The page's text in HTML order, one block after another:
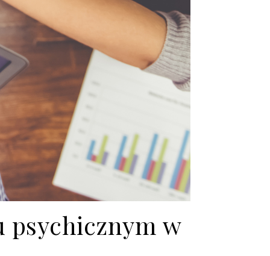
psychicznym w